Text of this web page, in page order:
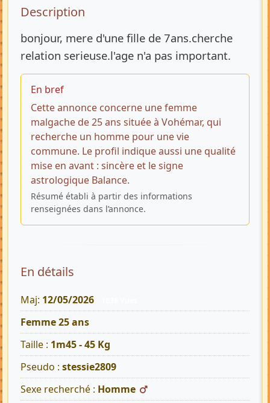
Description de l’annonce
Description
bonjour, mere d'une fille de 7ans.cherche
relation serieuse.l'age n'a pas important.
En bref
Cette annonce concerne une femme
malgache de 25 ans située à Vohémar, qui
recherche un homme pour une vie
commune. Le profil indique aussi une qualité
mise en avant : sincère et le signe
astrologique Balance.
Résumé établi à partir des informations
renseignées dans l’annonce.
En détails
Maj: 12/05/2026
Femme 25 ans
Taille : 1m45 - 45 Kg
Pseudo : stessie2809
Sexe recherché : Homme